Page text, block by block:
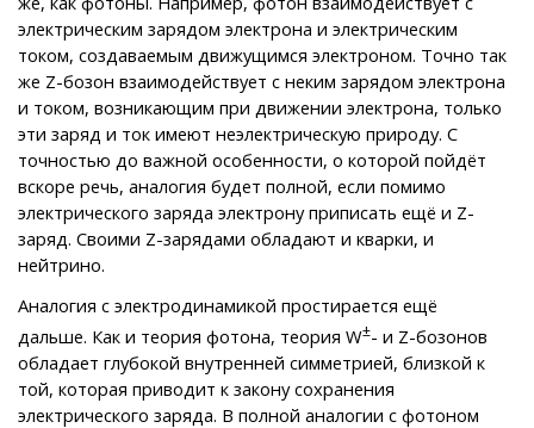
электрическим зарядом электрона и электрическим
током, создаваемым движущимся электроном. Точно так
же Z-бозон взаимодействует с неким зарядом электрона
и током, возникающим при движении электрона, только
эти заряд и ток имеют неэлектрическую природу. С
точностью до важной особенности, о которой пойдёт
вскоре речь, аналогия будет полной, если помимо
электрического заряда электрону приписать ещё и Z-
заряд. Своими Z-зарядами обладают и кварки, и
нейтрино.
Аналогия с электродинамикой простирается ещё
дальше. Как и теория фотона, теория W±- и Z-бозонов
обладает глубокой внутренней симметрией, близкой к
той, которая приводит к закону сохранения
электрического заряда. В полной аналогии с фотоном